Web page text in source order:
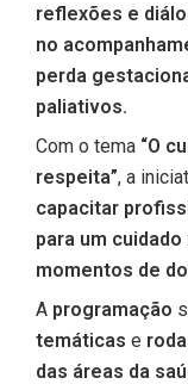
reflexões e
no
perda
paliativos.
Com o tema “O
respeita”, a
capacitar
para um
momentos de
A programação
temáticas e
das áreas da